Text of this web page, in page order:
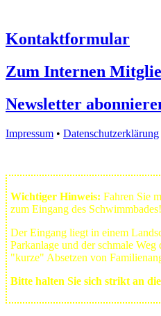
Kontaktformular
Zum Internen
Newsletter
Impressum • Datenschutzerklärung
Wichtiger Hinweis: Fahren Sie
zum Eingang des Schwimmbades!
Der Eingang liegt in einem
Park­anlage und der schmale
"kurze" Absetzen von
Bitte halten Sie sich strikt an